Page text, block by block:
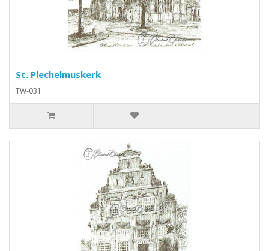
St. Plechelmuskerk
TW-031